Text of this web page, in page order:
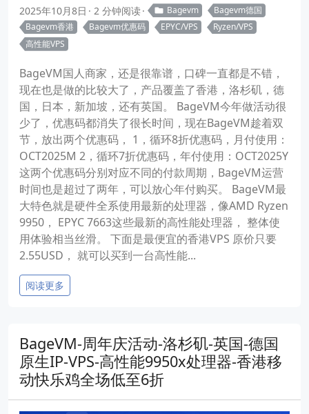
2025年10月8日 2 分钟阅读 Bagevm
Bagevm德国
Bagevm香港
Bagevm优惠码 EPYC/VPS
Ryzen/VPS
高性能VPS
BageVM国人商家，还是很靠谱，口碑一直都是不错，
现在也是做的比较大了，产品覆盖了香港，洛杉矶，德
国，日本，新加坡，还有英国。 BageVM今年做活动很
少了，优惠码都消失了很长时间，现在BageVM趁着双
节，放出两个优惠码， 1，循环8折优惠码，月付使用：
OCT2025M 2，循环7折优惠码，年付使用：OCT2025Y
这两个优惠码分别对应不同的付款周期，BageVM运营
时间也是超过了两年，可以放心年付购买。 BageVM最
大特色就是硬件全系使用最新的处理器，像AMD Ryzen
9950， EPYC 7663这些最新的高性能处理器， 整体使
用体验相当丝滑。 下面是最便宜的香港VPS 原价只要
2.55USD， 就可以买到一台高性能...
阅读更多
BageVM-周年庆活动-洛杉矶-英国-德国
原生IP-VPS-高性能9950x处理器-香港移
动快乐鸡全场低至6折